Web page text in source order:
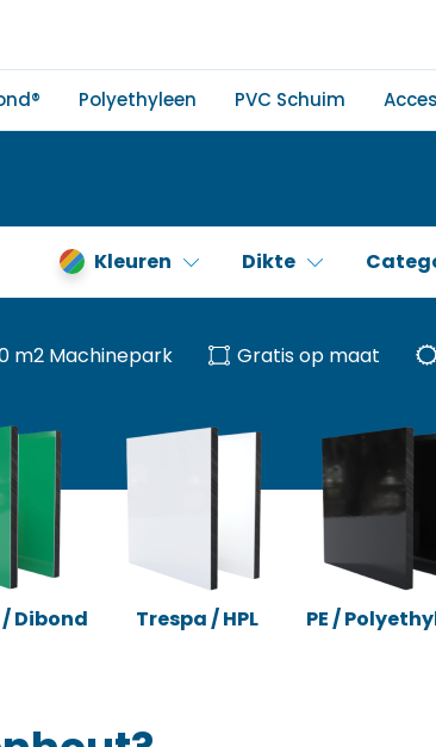
Polyethyleen PVC Schuim
Kleuren Dikte
m2 Machinepark Gratis op maat
Dibond Trespa / HPL PE /